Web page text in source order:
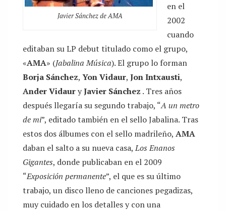
Javier Sánchez de AMA
en el
2002
cuando
editaban su LP debut titulado como el grupo,
«AMA» (Jabalina Música). El grupo lo forman
Borja Sánchez, Yon Vidaur, Jon Intxausti,
Ander VidauryJavier Sánchez . Tres años
después llegaría su segundo trabajo, “A un metro
de mi”, editado también en el sello Jabalina. Tras
estos dos álbumes con el sello madrileño, AMA
daban el salto a su nueva casa,Los Enanos
Gigantes, donde publicaban en el 2009
“Exposición permanente”, el que es su último
trabajo, un disco lleno de canciones pegadizas,
muy cuidado en los detalles y con una